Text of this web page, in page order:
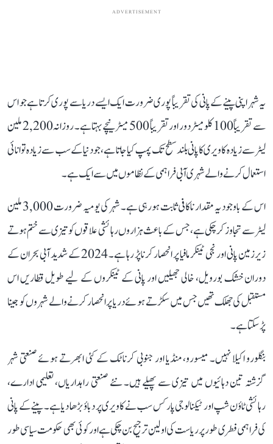
ADVERTISEMENT
یہ شہر اپنی پینے کے پانی کی تقریباً پوری ضرورت ایک ایسے دریا سے پوری کرتا ہے جو اس
سے تقریباً 100 کلومیٹر دور اور تقریباً 500 میٹر نیچے بہتا ہے۔ روزانہ 2,200 ملین
لیٹر سے زیادہ کاویری کا پانی بلند سطح تک پمپ کیا جاتا ہے، جو دنیا کے سب سے زیادہ توانائی
استعمال کرنے والے شہری آبی فراہمی کے نظاموں میں سے ایک ہے۔
اس کے باوجود یہ مقدار ناکافی ثابت ہو رہی ہے۔ شہر کی یومیہ ضرورت 3,000 ملین
لیٹر سے تجاوز کر چکی ہے، جس کے باعث ہزاروں رہائشی علاقوں کو تیزی سے ختم ہوتے
زیرزمین پانی اور نجی ٹینکر مافیا پر انحصار کرنا پڑ رہا ہے۔ 2024 کے شدید آبی بحران کے
دوران خشک بورویل، خالی جھیلیں اور پانی کے ٹینکروں کے لیے طویل قطاریں اس
مستقبل کی جھلک تھیں جس میں سکڑتے ہوئے دریا پر انحصار کرنے والے شہروں کو جینا
پڑ سکتا ہے۔
بنگلورو اکیلا نہیں۔ میسورو، منڈیا اور جنوبی کرناٹک کے کئی ابھرتے ہوئے صنعتی شہر
گزشتہ تین دہائیوں میں تیزی سے پھیلے ہیں۔ نئے صنعتی راہداریاں، تعلیمی ادارے،
رہائشی ٹاؤن شپ اور ٹیکنالوجی پارکس سب نے کاویری پر دباؤ بڑھا دیا ہے۔ پینے کے پانی
کی فراہمی فطری طور پر ریاست کی اولین ترجیح بن چکی ہے اور کوئی بھی حکومت سیاسی طور